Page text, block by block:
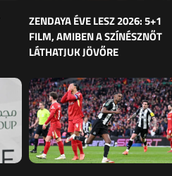
ZENDAYA ÉVE LESZ 2026: 5+1
FILM, AMIBEN A SZÍNÉSZNŐT
LÁTHATJUK JÖVŐRE